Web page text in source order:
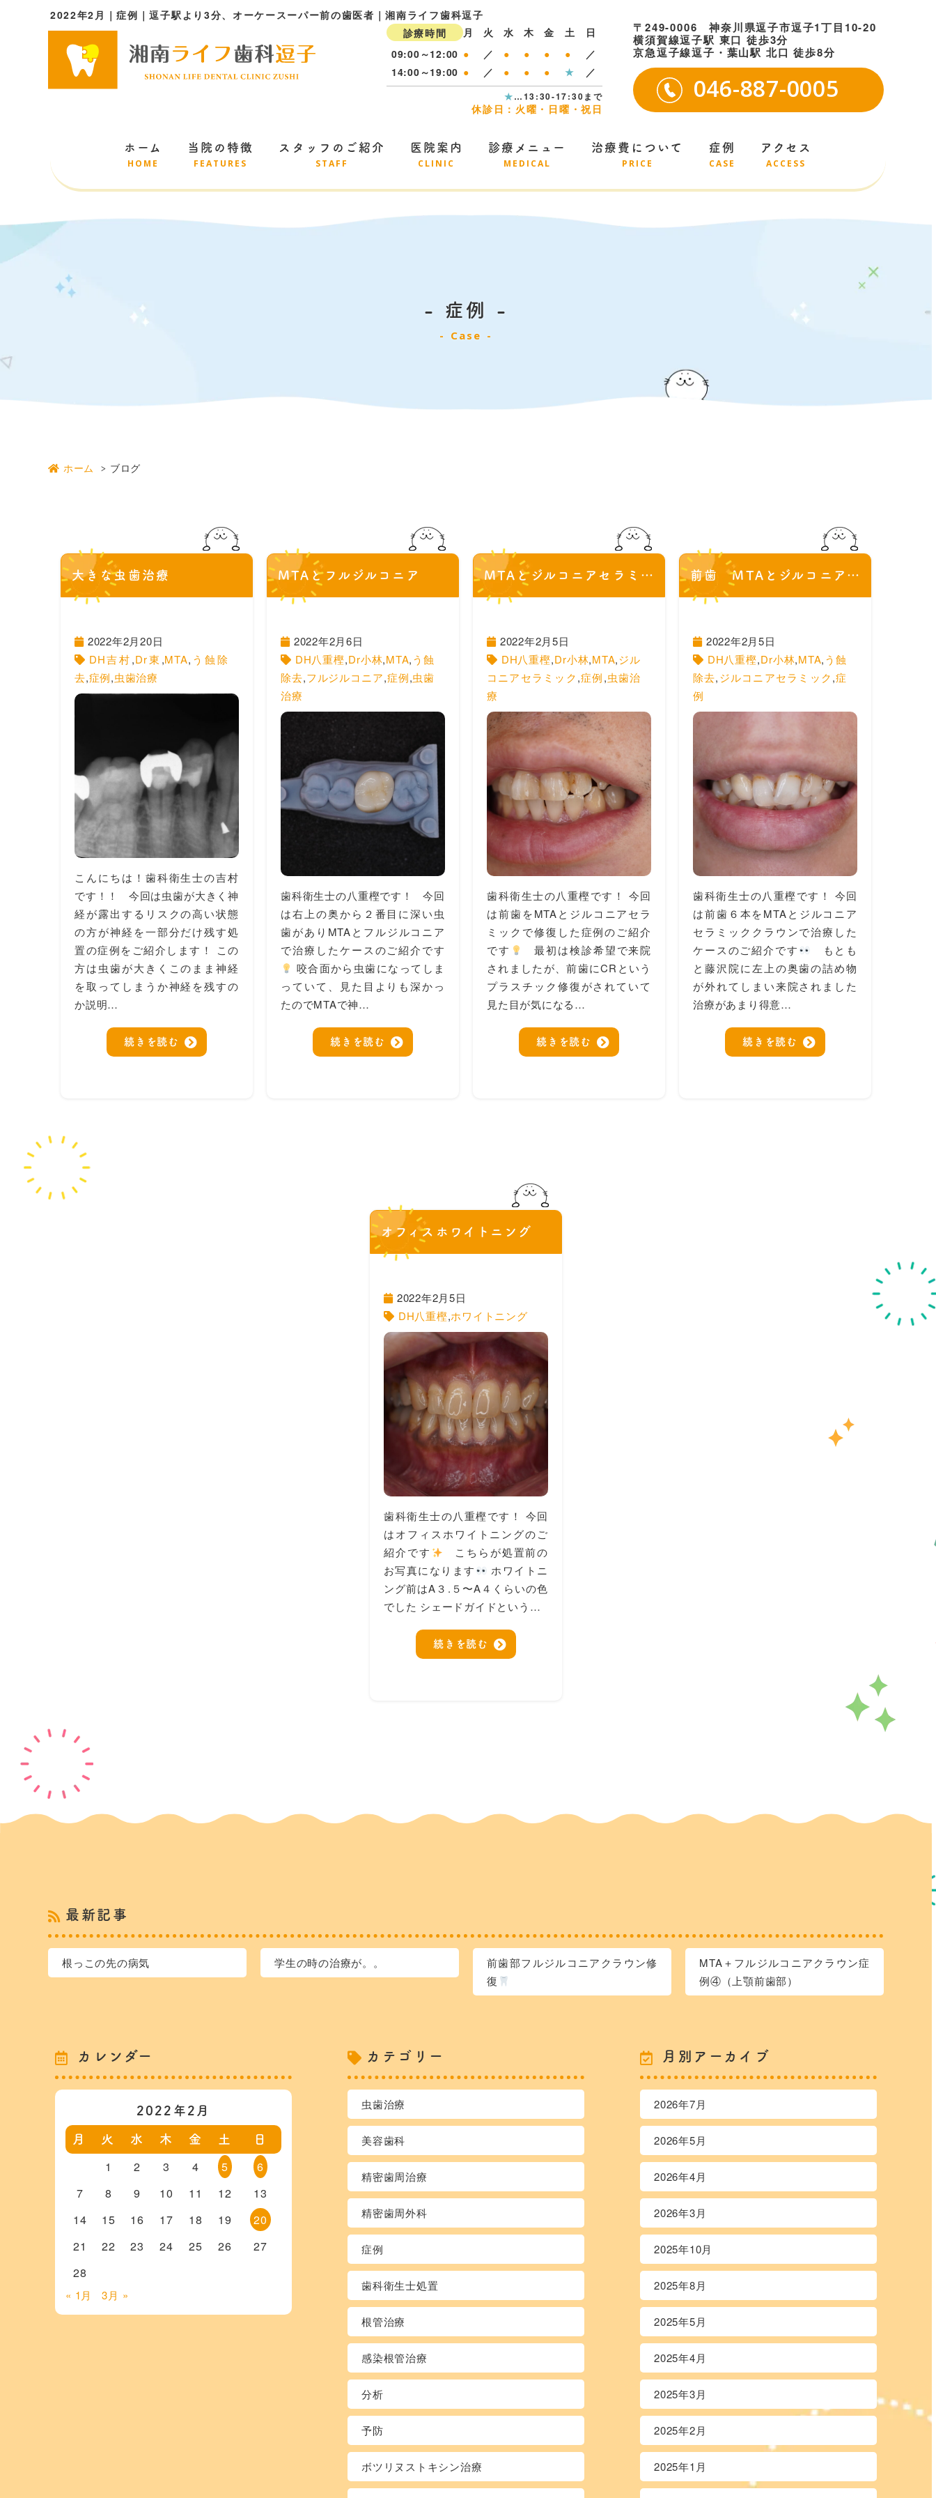
診療時間 月 火 水 木 金 土
日
09:00～12:00 ● ／ ● ● ● ●
／
14:00～19:00 ● ／ ● ● ● ★ ／
★…13:30-17:30まで
休診日：火曜・日曜・祝日
〒249-0006 神奈川県逗子市逗子1丁目10-20
横須賀線逗子駅 東口 徒歩3分
京急逗子線逗子・葉山駅 北口 徒歩8分
046-887-0005
ホーム
HOME
当院の特徴
FEATURES
スタッフのご紹介
STAFF
医院案内
CLINIC
診療メニュー
MEDICAL
治療費について
PRICE
症例
CASE
アクセス
ACCESS
症例
Case
2022年2月｜症例｜逗子駅より3分、オーケースーパー前の歯医者｜湘南ライフ歯科逗子
ホーム ブログ
大きな虫歯治療
2022年2月20日
DH吉村,Dr東 ,MTA, う蝕除
去,症例,虫歯治療
こんにちは！歯科衛生士の吉村
です！！ 今回は虫歯が大きく神
経が露出するリスクの高い状態
の方が神経を一部分だけ残す処
置の症例をご紹介します！ この
方は虫歯が大きくこのまま神経
を取ってしまうか神経を残すの
か説明…
続きを読む
MTAとフルジルコニア
2022年2月6日
DH八重樫,Dr小林,MTA,う蝕
除去,フルジルコニア,症例,虫歯
治療
歯科衛生士の八重樫です！ 今回
は右上の奥から２番目に深い虫
歯がありMTAとフルジルコニア
で治療したケースのご紹介です
咬合面から虫歯になってしま
っていて、見た目よりも深かっ
たのでMTAで神…
続きを読む
MTAとジルコニアセラミッククラウン 前歯３本
2022年2月5日
DH八重樫,Dr小林,MTA,ジル
コニアセラミック,症例,虫歯治
療
歯科衛生士の八重樫です！ 今回
は前歯をMTAとジルコニアセラ
ミックで修復した症例のご紹介
です
最初は検診希望で来院
されましたが、前歯にCRという
プラスチック修復がされていて
見た目が気になる…
続きを読む
前歯 MTAとジルコニアセラミッククラウン
2022年2月5日
DH八重樫,Dr小林,MTA,う蝕
除去,ジルコニアセラミック,症
例
歯科衛生士の八重樫です！ 今回
は前歯６本をMTAとジルコニア
セラミッククラウンで治療した
ケースのご紹介です
もとも
と藤沢院に左上の奥歯の詰め物
が外れてしまい来院されました
治療があまり得意…
続きを読む
オフィスホワイトニング
2022年2月5日
DH八重樫,ホワイトニング
歯科衛生士の八重樫です！ 今回
はオフィスホワイトニングのご
紹介です
こちらが処置前の
お写真になります
ホワイトニ
ング前はA３.５〜A４くらいの色
でした シェードガイドという…
続きを読む
最新記事
根っこの先の病気 学生の時の治療が。。
前歯部フルジルコニアクラウン修
復
MTA＋フルジルコニアクラウン症
例④（上顎前歯部）
カレンダー
2022年2月
月 火 水 木 金 土 日
1 2 3 4 5
6
7
8 9 10 11 12
13
14
15 16 17 18 19
20
21
22 23 24 25 26
27
28
« 1月 3月 »
カテゴリー
虫歯治療
美容歯科
精密歯周治療
精密歯周外科
症例
歯科衛生士処置
根管治療
感染根管治療
分析
予防
ボツリヌストキシン治療
月別アーカイブ
2026年7月
2026年5月
2026年4月
2026年3月
2025年10月
2025年8月
2025年5月
2025年4月
2025年3月
2025年2月
2025年1月